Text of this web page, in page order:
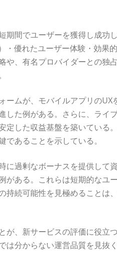
期間でユーザーを獲得し成功
・優れたユーザー体験・効果
や、有名プロバイダーとの独
ムが、モバイルアプリの
した例がある。さらに、ライ
定した収益基盤を築いている
あることを示している。
に過剰なボーナスを提供して
がある。これらは短期的なユ
持続可能性を見極めることは
が、新サービスの評価に役立
分からない運営品質を見抜く